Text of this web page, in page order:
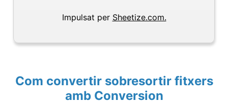
Impulsat per Sheetize.com.
Com convertir sobresortir fitxers
amb Conversion